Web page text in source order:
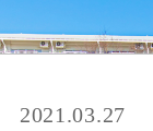
2021.03.27